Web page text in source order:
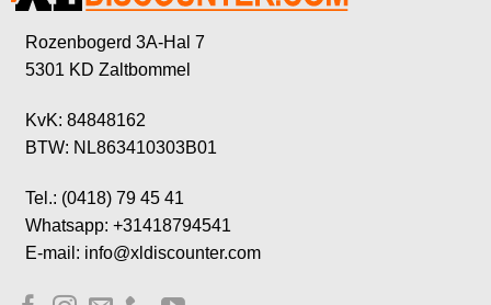
Rozenbogerd 3A-Hal 7
5301 KD Zaltbommel
KvK: 84848162
BTW: NL863410303B01
Tel.: (0418) 79 45 41
Whatsapp: +31418794541
E-mail: info@xldiscounter.com